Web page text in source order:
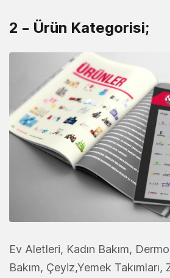
2 – Ürün Kategorisi;
Ev Aletleri, Kadın Bakım,
Bakım, Çeyiz,Yemek Takımları,